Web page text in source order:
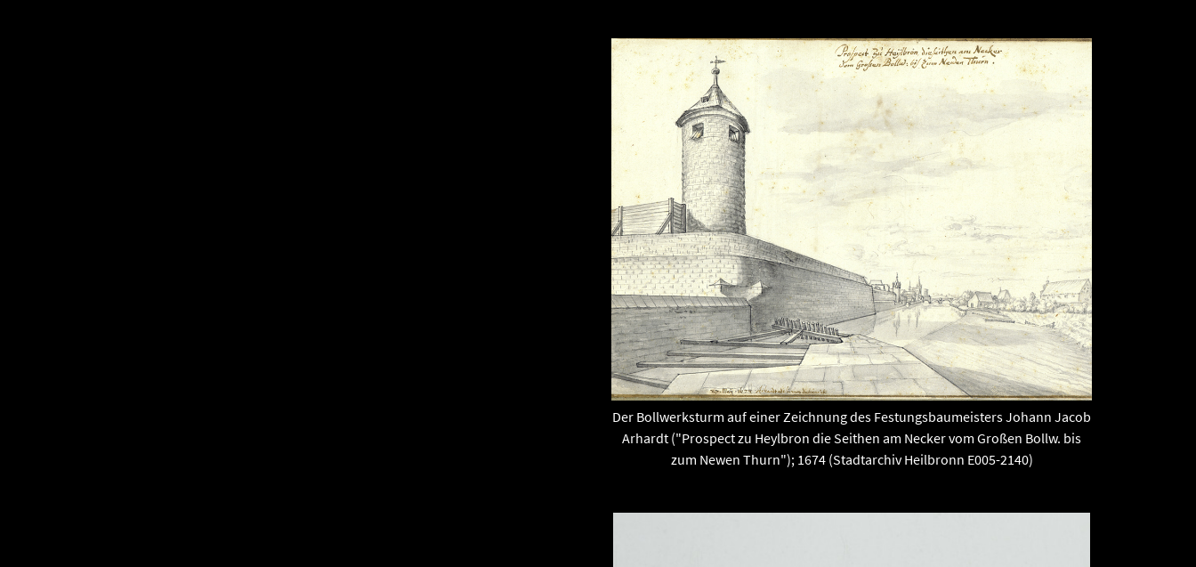
Der Bollwerksturm auf einer Zeichnung des Festungsbaumeisters Johann Jacob
Arhardt ("Prospect zu Heylbron die Seithen am Necker vom Großen Bollw. bis
zum Newen Thurn"); 1674 (Stadtarchiv Heilbronn E005-2140)